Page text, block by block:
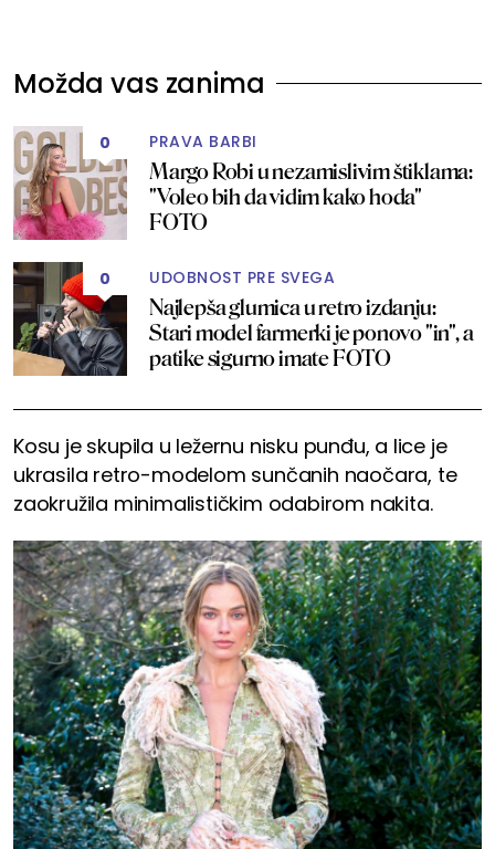
Možda vas zanima
0 PRAVA BARBI
Margo Robi u nezamislivim štiklama:
"Voleo bih da vidim kako hoda"
FOTO
0 UDOBNOST PRE SVEGA
Najlepša glumica u retro izdanju:
Stari model farmerki je ponovo "in", a
patike sigurno imate FOTO
Kosu je skupila u ležernu nisku punđu, a lice je
ukrasila retro-modelom sunčanih naočara, te
zaokružila minimalističkim odabirom nakita.